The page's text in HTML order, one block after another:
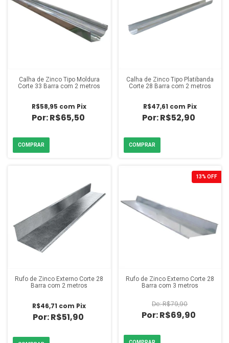
Calha de Zinco Tipo Moldura
Corte 33 Barra com 2 metros
R$65,50
R$58,95 com Pix
Calha de Zinco Tipo Platibanda
Corte 28 Barra com 2 metros
R$52,90
R$47,61 com Pix
Rufo de Zinco Externo Corte 28
Barra com 2 metros
R$51,90
R$46,71 com Pix
13% OFF
Rufo de Zinco Externo Corte 28
Barra com 3 metros
R$69,90
R$79,90